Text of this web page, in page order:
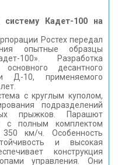
Кадет-100 на
Ростех передал
опытные образцы
100». Разработка
десантного
Д-10, применяемого
с круглым куполом,
подразделений
прыжков. Парашют
с полным комплектом
км/ч. Особенность
и высокая
конструкция
управления. Они